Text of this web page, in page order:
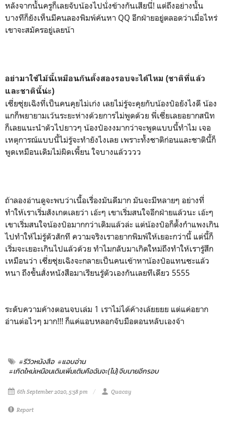
หลังจากนั้นครูก็เลยจับน้องไปนั่งข้างกันเสียนี่! แต่ถึงอย่างนั้น
บางทีก็ยังเห็นมีคนลองพิมพ์ค้นหา QQ อีกฝ่ายอยู่ตลอดว่าเมื่อไหร่
เขาจะสมัครอยู่เลยน้า
อย่ามาใช้ไม้นี้เหมือนกันตั้งสองรอบจะได้ไหม (ชาติที่แล้ว
และชาตินี้น่ะ)
เซี่ยซุ่ยเฉิงที่เป็นคนคุยไม่เก่ง เลยไม่รู้จะคุยกับน้องป๋อยังไงดี น้อง
แกก็พยายามเว้นระยะห่างด้วยการไม่พูดด้วย พี่เซี่ยเลยอยากสนิท
ก็เลยแนะนำตัวไปยาวๆ น้องป๋องงมากว่าจะพูดแบบนี้ทำไม เจอ
เหตุการณ์แบบนี้ไม่รู้จะทำยังไงเลย เพราะทั้งชาติก่อนและชาตินี้ก็
พูดเหมือนเดิมไม่ผิดเพี้ยน ใจบางแล้วววว
ถ้าลองอ่านดูจะพบว่าเนื้อเรื่องมันดีมาก มันจะมีหลายๆ อย่างที่
ทำให้เราเริ่มสังเกตเลยว่า เอ้ะๆ เขาเริ่มสนใจอีกฝ่ายแล้วนะ เอ้ะๆ
เขาเริ่มสนใจน้องป๋อมากกว่าเดิมแล้วล่ะ แต่น้องป๋อก็ตั้งกำแพงเกิน
ไปทำให้ไม่รู้ตัวสักที ความจริงเราอยากพิมพ์ให้เยอะกว่านี้ แต่นี้ก็
เริ่มจะเยอะเกินไปแล้วด้วย ทำไมกลับมาเกิดใหม่ถึงทำให้เรารู้สึก
เหมือนว่า เซี่ยซุ่ยเฉิงจะกลายเป็นคนเข้าหาน้องป๋อแทนซะแล้ว
หนา ถึงขั้นสั่งหนังสือมาเรียนรู้ตัวเองกันเลยทีเดียว 5555
ระดับความค้างตอนจบเล่ม 1 เราไม่ได้ค้างเล้ยยยย แต่แค่อยาก
อ่านต่อไวๆ มาก!!! ก็แค่แอบหลอกจับมือตอนหลับเองจ้า
#รีวิวหนังสือ #แอบอ่าน
#เกิดใหม่เหมือนเดิมเพิ่มเติมคือฉันจะ(ไม่)จีบนายอีกรอบ
6th September 2020, 5:58 pm Quacay
Report